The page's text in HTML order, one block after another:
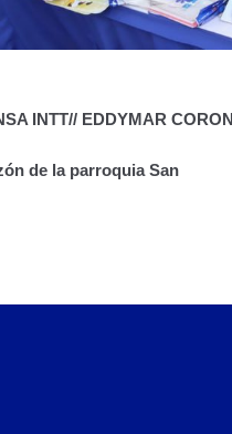
INTT// EDDYMAR
de la parroquia San